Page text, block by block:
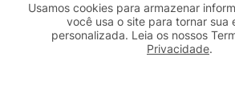
Usamos cookies para armazenar
você usa o site para tornar sua
personalizada. Leia os nossos
Privacidade.